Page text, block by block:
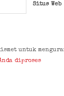
Situs Web
untuk
diproses